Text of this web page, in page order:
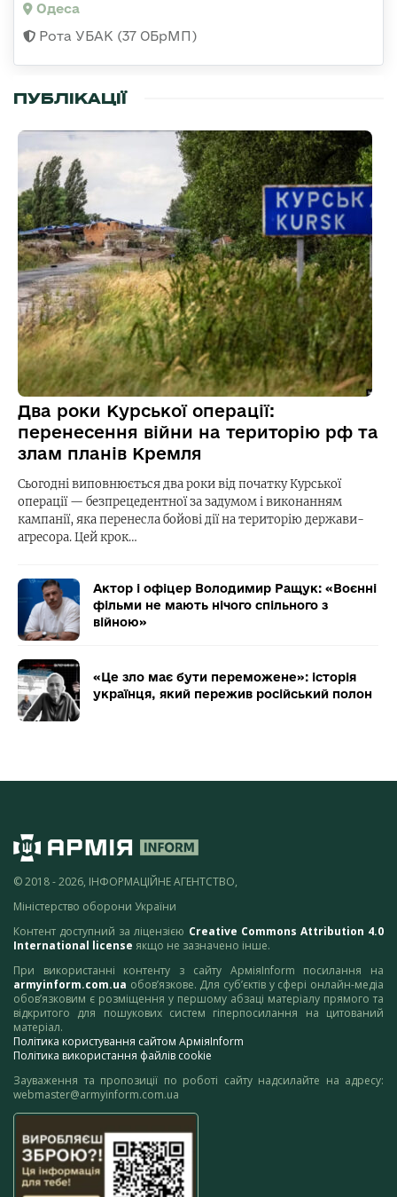
Одеса
Рота УБАК (37 ОБрМП)
ПУБЛІКАЦІЇ
Два роки Курської операції:
перенесення війни на територію рф та
злам планів Кремля
Сьогодні виповнюється два роки від початку Курської
операції — безпрецедентної за задумом і виконанням
кампанії, яка перенесла бойові дії на територію держави-
агресора. Цей крок…
Актор і офіцер Володимир Ращук: «Воєнні
фільми не мають нічого спільного з
війною»
«Це зло має бути переможене»: історія
українця, який пережив російський полон
© 2018 - 2026, ІНФОРМАЦІЙНЕ АГЕНТСТВО,
Міністерство оборони України
Контент доступний за ліцензією Creative Commons Attribution 4.0
International license якщо не зазначено інше.
При використанні контенту з сайту АрміяInform посилання на
armyinform.com.ua обов’язкове. Для суб’єктів у сфері онлайн-медіа
обов’язковим є розміщення у першому абзаці матеріалу прямого та
відкритого для пошукових систем гіперпосилання на цитований
матеріал.
Політика користування сайтом АрміяInform
Політика використання файлів cookie
Зауваження та пропозиції по роботі сайту надсилайте на адресу:
webmaster@armyinform.com.ua